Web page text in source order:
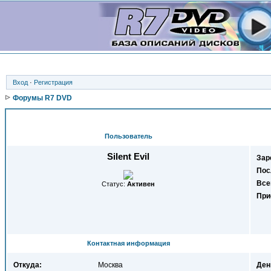
Вход · Регистрация
Форумы R7 DVD
Пользователь
Silent Evil
Статус: Активен
Контактная информация
Откуда: Москва